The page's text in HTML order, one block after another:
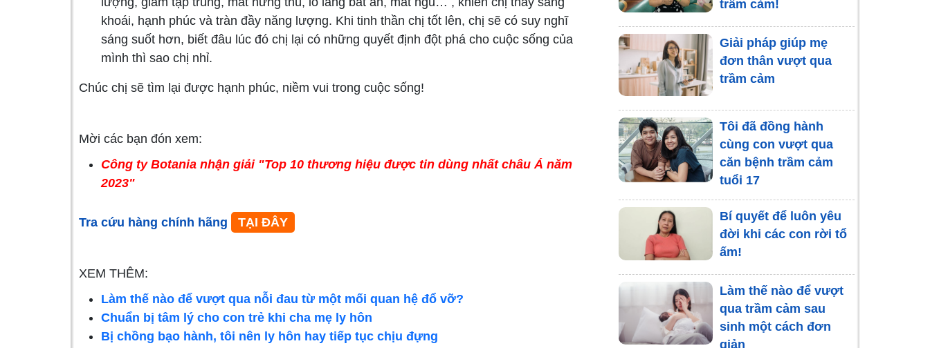
khoái, hạnh phúc và tràn đầy năng lượng. Khi tinh thần chị tốt lên, chị sẽ có suy nghĩ
sáng suốt hơn, biết đâu lúc đó chị lại có những quyết định đột phá cho cuộc sống của
mình thì sao chị nhỉ.
Chúc chị sẽ tìm lại được hạnh phúc, niềm vui trong cuộc sống!
Mời các bạn đón xem:
Công ty Botania nhận giải "Top 10 thương hiệu được tin dùng nhất châu Á năm
2023"
Tra cứu hàng chính hãng TẠI ĐÂY
XEM THÊM:
Làm thế nào để vượt qua nỗi đau từ một mối quan hệ đổ vỡ?
Chuẩn bị tâm lý cho con trẻ khi cha mẹ ly hôn
Bị chồng bạo hành, tôi nên ly hôn hay tiếp tục chịu đựng
con tuổi Rồng
tâm thần vì phải kiêng
cữ sau sinh
Cha mẹ cần làm gì khi
ngược đãi bản thân?
trầm cảm!
Giải pháp giúp mẹ
đơn thân vượt qua
trầm cảm
Tôi đã đồng hành
cùng con vượt qua
căn bệnh trầm cảm
tuổi 17
Bí quyết để luôn yêu
đời khi các con rời tổ
ấm!
Làm thế nào để vượt
qua trầm cảm sau
sinh một cách đơn
giản